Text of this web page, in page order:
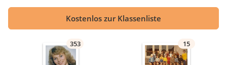
Kostenlos zur Klassenliste
353 15